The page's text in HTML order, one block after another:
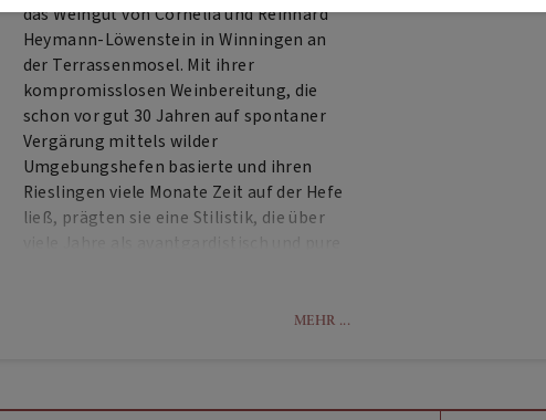
das Weingut von Cornelia und Reinhard
Heymann-Löwenstein in Winningen an
der Terrassenmosel. Mit ihrer
kompromisslosen Weinbereitung, die
schon vor gut 30 Jahren auf spontaner
Vergärung mittels wilder
Umgebungshefen basierte und ihren
Rieslingen viele Monate Zeit auf der Hefe
ließ, prägten sie eine Stilistik, die über
Geschmack und nicht an technischenMEHR ...